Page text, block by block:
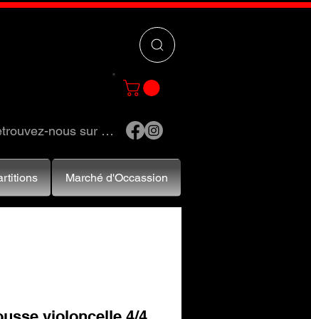
nous sur …
Marché d'Occassion